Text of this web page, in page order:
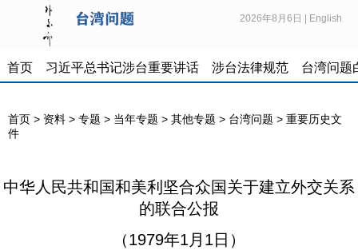
2026年8月6日 English
首页 习近平总书记涉台重要讲话 涉台法律规范 台湾问题
首页 > 资料 > 专题 > 当年专题 > 其他专题 > 台湾问题 > 重要历史文
件
中华人民共和国和美利坚合众国关于建立外交关系
的联合公报
（1979年1月1日）